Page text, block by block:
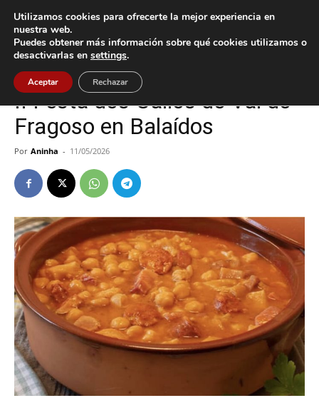
Inicio Cultura / Ocio
Cultura / Ocio Vigo
II Festa dos Callos de Val do
Fragoso en Balaídos
Por Aninha - 11/05/2026
Utilizamos cookies para ofrecerte la mejor experiencia en
nuestra web.
Puedes obtener más información sobre qué cookies utilizamos o
desactivarlas en settings.
Aceptar Rechazar